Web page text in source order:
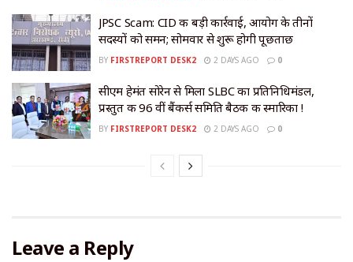
JPSC Scam: CID की बड़ी कार्रवाई, आयोग के तीनों
सदस्यों को समन; सोमवार से शुरू होगी पूछताछ
BY FIRSTREPORT DESK2 2 DAYS AGO 0
सीएम हेमंत सोरेन से मिला SLBC का प्रतिनिधिमंडल,
प्रस्तुत की 96 वीं बैंकर्स समिति बैठक की स्मारिका !
BY FIRSTREPORT DESK2 2 DAYS AGO 0
Leave a Reply